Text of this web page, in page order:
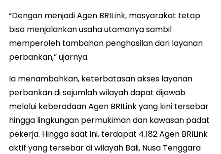
“Dengan menjadi Agen BRILink, masyarakat tetap
bisa menjalankan usaha utamanya sambil
memperoleh tambahan penghasilan dari layanan
perbankan,” ujarnya.
Ia menambahkan, keterbatasan akses layanan
perbankan di sejumlah wilayah dapat dijawab
melalui keberadaan Agen BRILink yang kini tersebar
hingga lingkungan permukiman dan kawasan padat
pekerja. Hingga saat ini, terdapat 4.182 Agen BRILink
aktif yang tersebar di wilayah Bali, Nusa Tenggara